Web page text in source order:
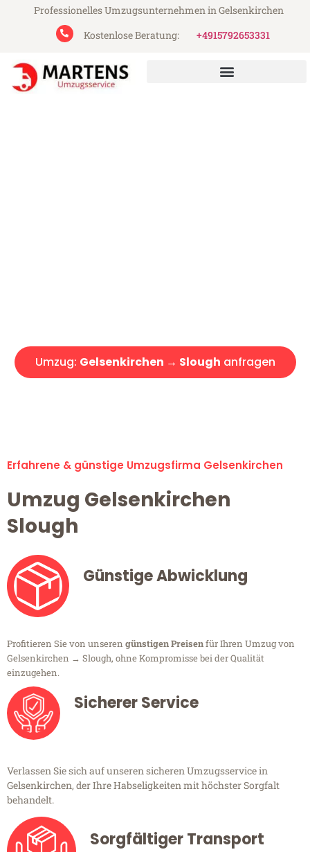
Professionelles Umzugsunternehmen in Gelsenkirchen
Kostenlose Beratung:
+4915792653331
Umzug: Gelsenkirchen → Slough anfragen
Erfahrene & günstige Umzugsfirma Gelsenkirchen
Umzug Gelsenkirchen
Slough
Günstige Abwicklung
Profitieren Sie von unseren günstigen Preisenfür Ihren Umzug von
Gelsenkirchen → Slough, ohne Kompromisse bei der Qualität
einzugehen.
Sicherer Service
Verlassen Sie sich auf unseren sicheren Umzugsservice in
Gelsenkirchen, der Ihre Habseligkeiten mit höchster Sorgfalt
behandelt.
Sorgfältiger Transport